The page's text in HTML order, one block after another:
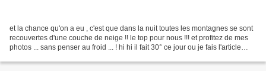
et la chance qu'on a eu , c'est que dans la nuit toutes les montagnes se sont
recouvertes d'une couche de neige !! le top pour nous !!! et profitez de mes
photos ... sans penser au froid ... ! hi hi il fait 30° ce jour ou je fais l'article